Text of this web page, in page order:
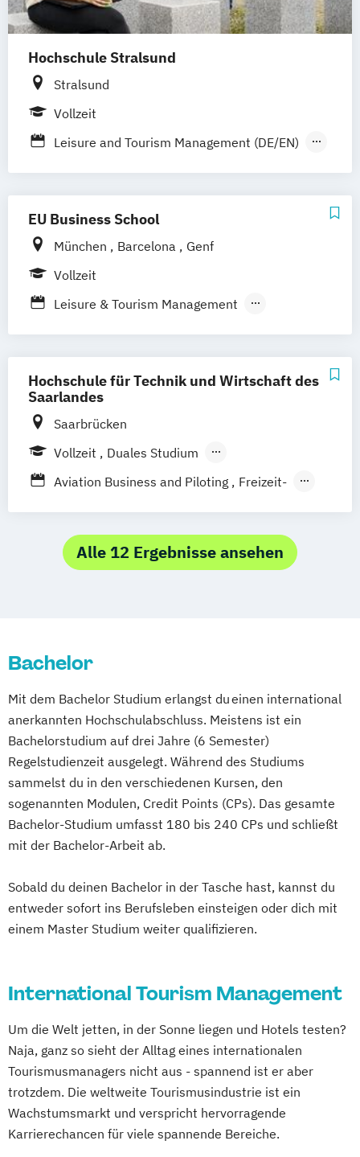
Hochschule Stralsund
Stralsund
Vollzeit
Leisure and Tourism Management (DE/EN)
EU Business School
München Barcelona
Genf
Vollzeit
Leisure & Tourism Management
Hochschule für Technik und Wirtschaft des
Saarlandes
Saarbrücken
Vollzeit
Duales Studium
Berufsbegleitendes Präsenzstudium
Aviation Business and Piloting
Freizeit-
Kulturmanagement
Alle 12 Ergebnisse ansehen
Bachelor
Mit dem Bachelor Studium erlangst du einen international
anerkannten Hochschulabschluss. Meistens ist ein
Bachelorstudium auf drei Jahre (6 Semester)
Regelstudienzeit ausgelegt. Während des Studiums
sammelst du in den verschiedenen Kursen, den
sogenannten Modulen, Credit Points (CPs). Das gesamte
Bachelor-Studium umfasst 180 bis 240 CPs und schließt
mit der Bachelor-Arbeit ab.
Sobald du deinen Bachelor in der Tasche hast, kannst du
entweder sofort ins Berufsleben einsteigen oder dich mit
einem Master Studium weiter qualifizieren.
International Tourism Management
Um die Welt jetten, in der Sonne liegen und Hotels testen?
Naja, ganz so sieht der Alltag eines internationalen
Tourismusmanagers nicht aus - spannend ist er aber
trotzdem. Die weltweite Tourismusindustrie ist ein
Wachstumsmarkt und verspricht hervorragende
Karrierechancen für viele spannende Bereiche.